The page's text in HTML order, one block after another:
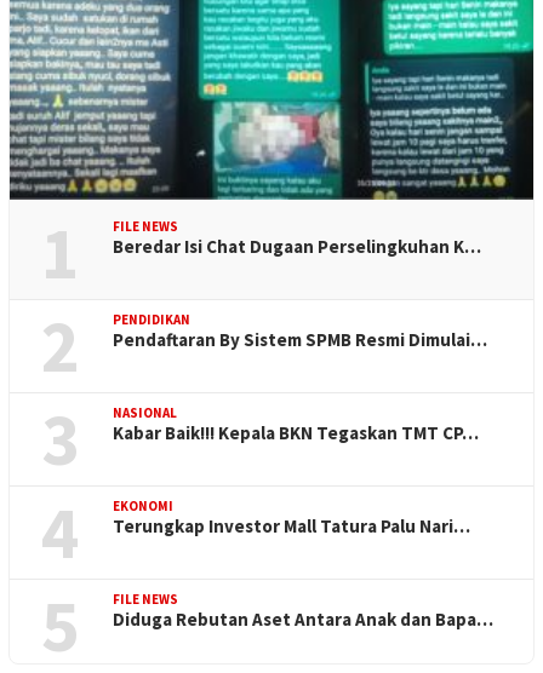
1 FILE NEWS
Beredar Isi Chat Dugaan Perselingkuhan K…
2 PENDIDIKAN
Pendaftaran By Sistem SPMB Resmi Dimulai…
3 NASIONAL
Kabar Baik!!! Kepala BKN Tegaskan TMT CP…
4 EKONOMI
Terungkap Investor Mall Tatura Palu Nari…
5 FILE NEWS
Diduga Rebutan Aset Antara Anak dan Bapa…